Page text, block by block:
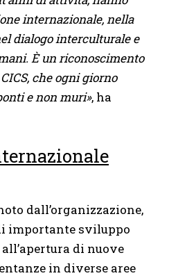
internazionale, nella
dialogo interculturale e
È un riconoscimento
che ogni giorno
e non muri», ha
dall’organizzazione,
importante sviluppo
di nuove
in diverse aree